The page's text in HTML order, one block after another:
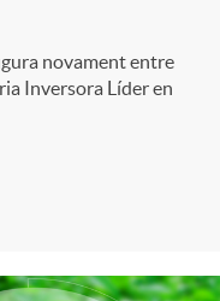
novament entre
Inversora Líder en